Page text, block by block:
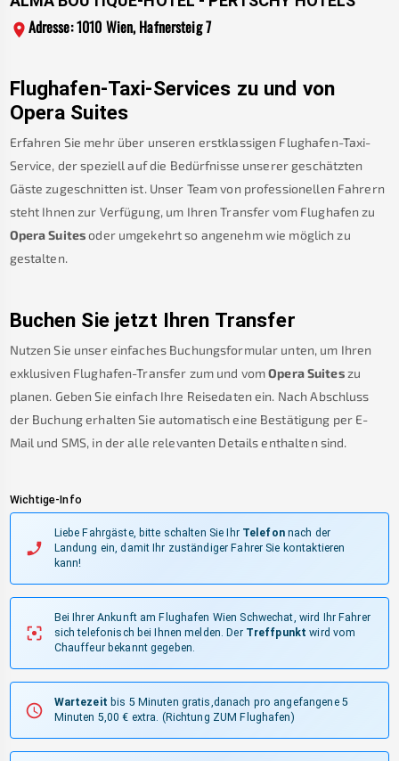
Adresse: 1010 Wien, Hafnersteig 7
Flughafen-Taxi-Services zu und von
Opera Suites
Erfahren Sie mehr über unseren erstklassigen Flughafen-Taxi-
Service, der speziell auf die Bedürfnisse unserer geschätzten
Gäste zugeschnitten ist. Unser Team von professionellen Fahrern
steht Ihnen zur Verfügung, um Ihren Transfer vom Flughafen zu
Opera Suitesoder umgekehrt so angenehm wie möglich zu
gestalten.
Buchen Sie jetzt Ihren Transfer
Nutzen Sie unser einfaches Buchungsformular unten, um Ihren
exklusiven Flughafen-Transfer zum und vomOpera Suiteszu
planen. Geben Sie einfach Ihre Reisedaten ein. Nach Abschluss
der Buchung erhalten Sie automatisch eine Bestätigung per E-
Mail und SMS, in der alle relevanten Details enthalten sind.
Wichtige-Info
Liebe Fahrgäste, bitte schalten Sie Ihr Telefonnach der
Landung ein, damit Ihr zuständiger Fahrer Sie kontaktieren
kann!
Bei Ihrer Ankunft am Flughafen Wien Schwechat, wird Ihr Fahrer
sich telefonisch bei Ihnen melden. Der Treffpunkt wird vom
Chauffeur bekannt gegeben.
Wartezeit bis 5 Minuten gratis,danach pro angefangene 5
Minuten 5,00 € extra. (Richtung ZUM Flughafen)